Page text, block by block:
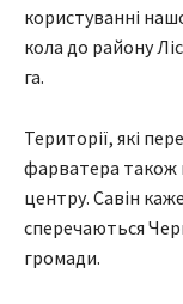
користуванні
кола до району
га.
Території, які
фарватера також
центру. Савін
сперечаються
громади.